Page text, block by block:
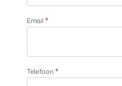
a
c
v
i
t
Email*
Telefoon*